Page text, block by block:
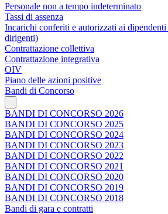
Personale non a tempo indeterminato
Tassi di assenza
Incarichi conferiti e autorizzati ai
dirigenti)
Contrattazione collettiva
Contrattazione integrativa
OIV
Piano delle azioni positive
Bandi di Concorso
BANDI DI CONCORSO 2026
BANDI DI CONCORSO 2025
BANDI DI CONCORSO 2024
BANDI DI CONCORSO 2023
BANDI DI CONCORSO 2022
BANDI DI CONCORSO 2021
BANDI DI CONCORSO 2020
BANDI DI CONCORSO 2019
BANDI DI CONCORSO 2018
Bandi di gara e contratti